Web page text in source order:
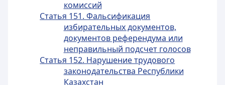
комиссий
Статья 151. Фальсификация
избирательных документов,
документов референдума или
неправильный подсчет голосов
Статья 152. Нарушение трудового
законодательства Республики
Казахстан